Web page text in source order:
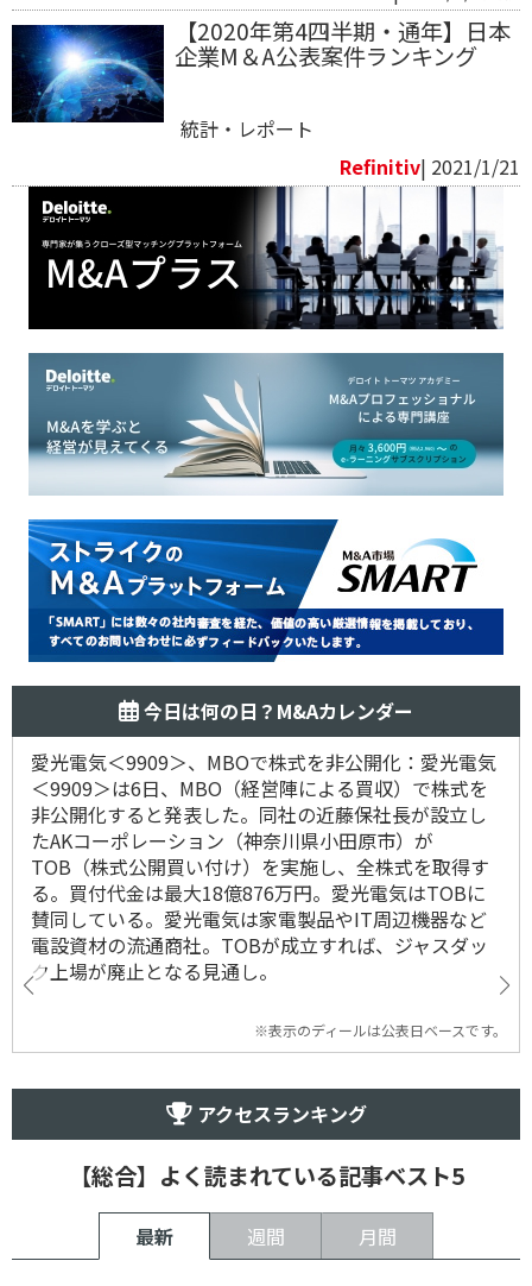
【2020年第4四半期・通年】日本
企業M＆A公表案件ランキング
統計・レポート
Refinitiv​| 2021/1/21
今日は何の日？M&Aカレンダー
愛光電気＜9909＞、MBOで株式を非公開化：愛光電気
＜9909＞は6日、MBO（経営陣による買収）で株式を
非公開化すると発表した。同社の近藤保社長が設立し
たAKコーポレーション（神奈川県小田原市）が
TOB（株式公開買い付け）を実施し、全株式を取得す
る。買付代金は最大18億876万円。愛光電気はTOBに
賛同している。愛光電気は家電製品やIT周辺機器など
電設資材の流通商社。TOBが成立すれば、ジャスダッ
ク上場が廃止となる見通し。
※表示のディールは公表日ベースです。
アクセスランキング
【総合】よく読まれている記事ベスト5
最新 週間 月間